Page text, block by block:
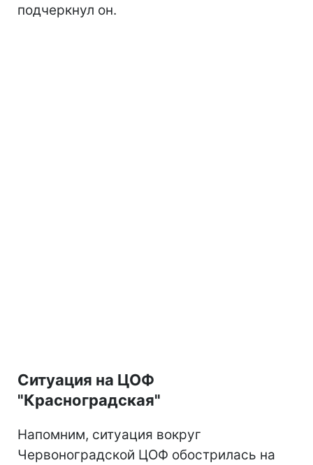
подчеркнул он.
Ситуация на ЦОФ
"Красноградская"
Напомним, ситуация вокруг
Червоноградской ЦОФ обострилась на